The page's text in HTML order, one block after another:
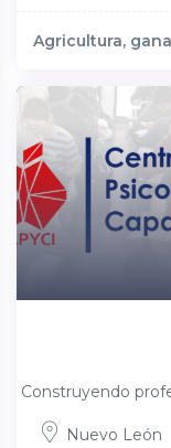
Agricultura,
Construyendo
Nuevo León